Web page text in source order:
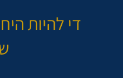
די להיות